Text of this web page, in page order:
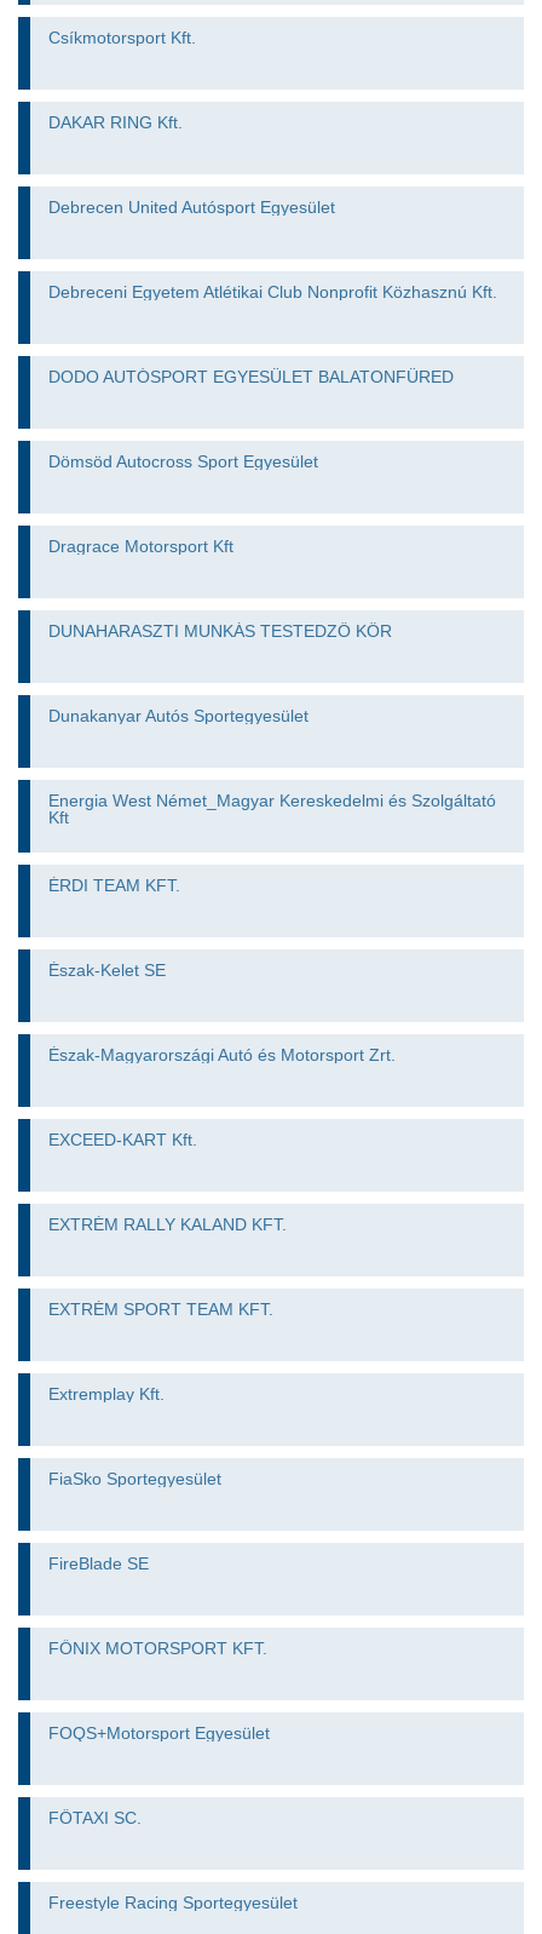
Csíkmotorsport Kft.
DAKAR RING Kft.
Debrecen United Autósport Egyesület
Debreceni Egyetem Atlétikai Club Nonprofit Közhasznú Kft.
DODO AUTÓSPORT EGYESÜLET BALATONFÜRED
Dömsöd Autocross Sport Egyesület
Dragrace Motorsport Kft
DUNAHARASZTI MUNKÁS TESTEDZŐ KÖR
Dunakanyar Autós Sportegyesület
Energia West Német_Magyar Kereskedelmi és Szolgáltató
Kft
ÉRDI TEAM KFT.
Észak-Kelet SE
Észak-Magyarországi Autó és Motorsport Zrt.
EXCEED-KART Kft.
EXTRÉM RALLY KALAND KFT.
EXTRÉM SPORT TEAM KFT.
Extremplay Kft.
FiaSko Sportegyesület
FireBlade SE
FŐNIX MOTORSPORT KFT.
FOQS+Motorsport Egyesület
FŐTAXI SC.
Freestyle Racing Sportegyesület